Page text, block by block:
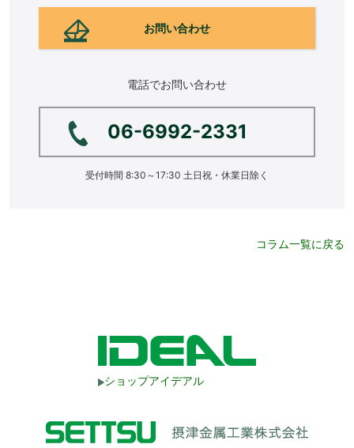
電話でお問い合わせ
06-6992-2331
受付時間 8:30～17:30 土日祝・休業日除く
お問い合わせ
コラム一覧に戻る
ショップアイデアル